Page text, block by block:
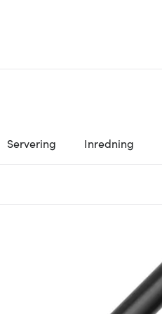
Servering Inredning